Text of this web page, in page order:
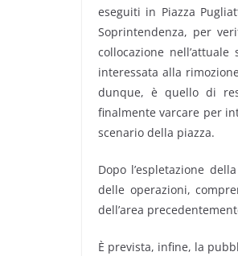
eseguiti in Piazza
Soprintendenza, per
collocazione
interessata alla
dunque, è quello di
finalmente varcare per
scenario della piazza.
Dopo l’espletazione
delle operazioni,
dell’area
È prevista, infine, la